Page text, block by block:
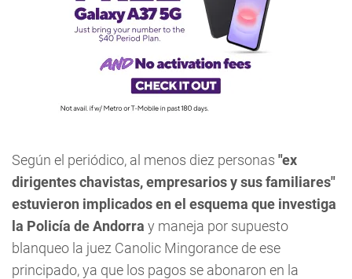
Según el periódico, al menos diez personas "ex
dirigentes chavistas, empresarios y sus familiares"
estuvieron implicados en el esquema que investiga
la Policía de Andorra y maneja por supuesto
blanqueo la juez Canolic Mingorance de ese
principado, ya que los pagos se abonaron en la